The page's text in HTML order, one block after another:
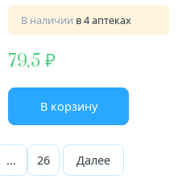
В наличии в 4 аптеках
79,5
В корзину
... 26 Далее